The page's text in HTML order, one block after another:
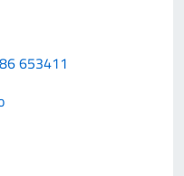
653411